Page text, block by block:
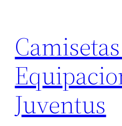
contenido
Juventus